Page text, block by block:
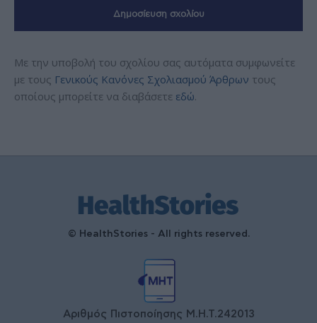
Με την υποβολή του σχολίου σας αυτόματα συμφωνείτε
με τους Γενικούς Κανόνες Σχολιασμού Άρθρων τους
οποίους μπορείτε να διαβάσετε εδώ.
© HealthStories - All rights reserved.
Αριθμός Πιστοποίησης Μ.Η.Τ.242013